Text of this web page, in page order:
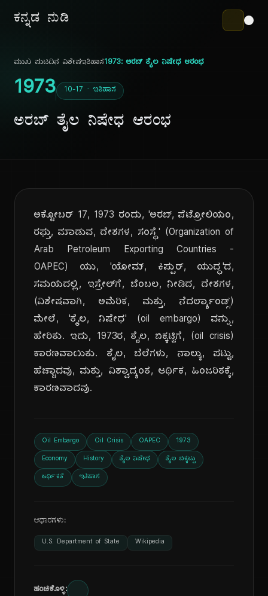
ಕನ್ನಡ ನುಡಿ
ಮುಖ ಪುಟದಿನ ವಿಶೇಷಇತಿಹಾಸ1973: ಅರಬ್ ತೈಲ ನಿಷೇಧ ಆರಂಭ
1973 10-17 · ಇತಿಹಾಸ
ಅರಬ್ ತೈಲ ನಿಷೇಧ ಆರಂಭ
ಅಕ್ಟೋಬರ್ 17, 1973 ರಂದು, 'ಅರಬ್, ಪೆಟ್ರೋಲಿಯಂ,
ರಫ್ತು, ಮಾಡುವ, ದೇಶಗಳ, ಸಂಸ್ಥೆ' (Organization of
Arab Petroleum Exporting Countries -
OAPEC) ಯು, 'ಯೋಮ್, ಕಿಪ್ಪುರ್, ಯುದ್ಧ'ದ,
ಸಮಯದಲ್ಲಿ, ಇಸ್ರೇಲ್‌ಗೆ, ಬೆಂಬಲ, ನೀಡಿದ, ದೇಶಗಳ,
(ವಿಶೇಷವಾಗಿ, ಅಮೆರಿಕ, ಮತ್ತು, ನೆದರ್ಲ್ಯಾಂಡ್ಸ್)
ಮೇಲೆ, 'ತೈಲ, ನಿಷೇಧ' (oil embargo) ವನ್ನು,
ಹೇರಿತು. ಇದು, 1973ರ, ತೈಲ, ಬಿಕ್ಕಟ್ಟಿಗೆ, (oil crisis)
ಕಾರಣವಾಯಿತು. ತೈಲ, ಬೆಲೆಗಳು, ನಾಲ್ಕು, ಪಟ್ಟು,
ಹೆಚ್ಚಾದವು, ಮತ್ತು, ವಿಶ್ವಾದ್ಯಂತ, ಆರ್ಥಿಕ, ಹಿಂಜರಿತಕ್ಕೆ,
ಕಾರಣವಾದವು.
Oil Embargo Oil Crisis OAPEC 1973
Economy History ತೈಲ ನಿಷೇಧ ತೈಲ ಬಿಕ್ಕಟ್ಟು
ಆರ್ಥಿಕತೆ ಇತಿಹಾಸ
ಆಧಾರಗಳು:
U.S. Department of State Wikipedia
ಹಂಚಿಕೊಳ್ಳಿ: